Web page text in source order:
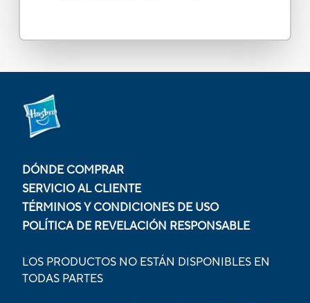
DÓNDE COMPRAR
SERVICIO AL CLIENTE
TÉRMINOS Y CONDICIONES DE USO
POLÍTICA DE REVELACIÓN RESPONSABLE
LOS PRODUCTOS NO ESTÁN DISPONIBLES EN
TODAS PARTES